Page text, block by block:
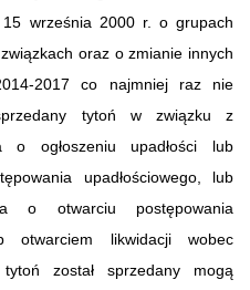
września 2000 r. o grupach
oraz o zmianie innych
2017 co najmniej raz nie
tytoń w związku z
o ogłoszeniu upadłości lub
upadłościowego, lub
o otwarciu postępowania
otwarciem likwidacji wobec
został sprzedany mogą